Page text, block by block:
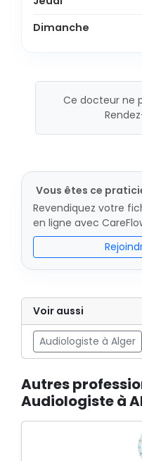
Dimanche
Ce docteur ne
Vous êtes ce
Revendiquez votre
en ligne avec
Voir aussi
Audiologiste à Alger
Autres
Audiologiste à